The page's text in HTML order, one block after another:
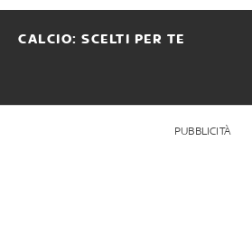
CALCIO: SCELTI PER TE
PUBBLICITÀ